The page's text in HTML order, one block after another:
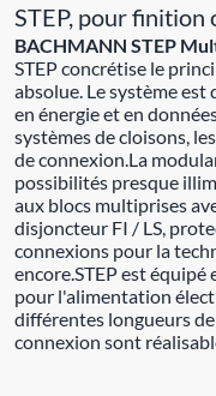
STEP, pour
BACHMANN STEP
STEP concrétise le
absolue. Le système
en énergie et en
systèmes de cloisons,
de connexion.La
possibilités presque
aux blocs multiprises
disjoncteur FI / LS,
connexions pour la
encore.STEP est
pour l'alimentation
différentes longueurs
connexion sont